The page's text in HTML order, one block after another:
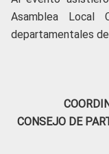
Asamblea Local
departamentales
CONSEJO DE